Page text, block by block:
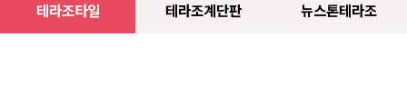
테라조타일 테라조계단판 뉴스톤테라조